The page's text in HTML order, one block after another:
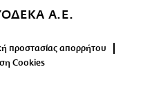
Α.Ε.
προστασίας απορρήτου
Cookies